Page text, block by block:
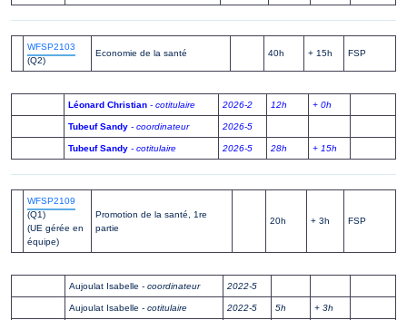
WFSP2103
(Q2)
Economie de la santé 40h + 15h FSP
Léonard Christian - cotitulaire 2026-2 12h + 0h
Tubeuf Sandy - coordinateur 2026-5
Tubeuf Sandy - cotitulaire 2026-5 28h + 15h
WFSP2109
(Q1)
(UE gérée en
équipe)
Promotion de la santé, 1re
partie
20h + 3h FSP
Aujoulat Isabelle - coordinateur 2022-5
Aujoulat Isabelle - cotitulaire 2022-5 5h + 3h